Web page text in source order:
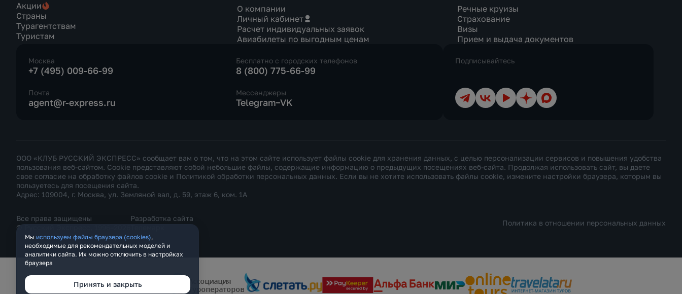
Акции
Страны
Турагентствам
Туристам
О компании
Личный кабинет
Расчет индивидуальных заявок
Авиабилеты по выгодным ценам
Речные круизы
Страхование
Визы
Прием и выдача документов
Москва
+7 (495) 009-66-99
Бесплатно с городских телефонов
8 (800) 775-66-99
Почта
agent@r-express.ru
Мессенджеры
Telegram VK
Подписывайтесь
ТелеграмВКонтакте
YouTubeДзен Max
ООО «КЛУБ РУССКИЙ ЭКСПРЕСС» сообщает вам о том, что на этом сайте использует файлы cookie для хранения данных, с целью персонализации сервисов и повышения удобства
пользования веб-сайтом. Cookie представляют собой небольшие файлы, содержащие информацию о предыдущих посещениях веб-сайта. Продолжая использовать сайт, вы даете
свое согласие на обработку файлов cookie и Политикой обработки персональных данных. Если вы не хотите использовать файлы cookie, измените настройки браузера, которым вы
пользуетесь для посещения сайта.
Адрес: 109004, г. Москва, ул. Земляной вал, д. 59, этаж 6, ком. 1А
Все права защищены
© Русский Экспресс, 1996–2026
Разработка сайта
Политика в отношении персональных данных
Мы используем файлы браузера (cookies),
необходимые для рекомендательных моделей и
аналитики сайта. Их можно отключить в настройках
браузера
Принять и закрыть